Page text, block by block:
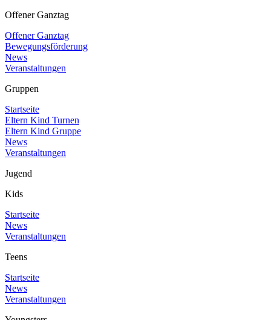
Offener Ganztag
Offener Ganztag
Bewegungsförderung
News
Veranstaltungen
Gruppen
Startseite
Eltern Kind Turnen
Eltern Kind Gruppe
News
Veranstaltungen
Jugend
Kids
Startseite
News
Veranstaltungen
Teens
Startseite
News
Veranstaltungen